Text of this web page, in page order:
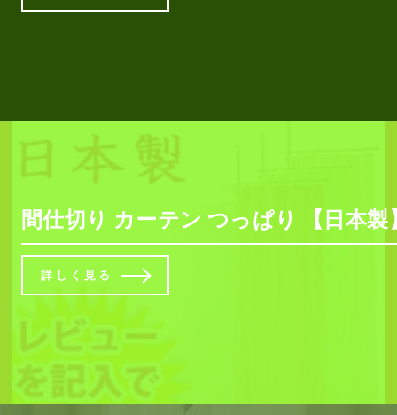
間仕切り カーテン つっぱり 【日本
詳しく見る